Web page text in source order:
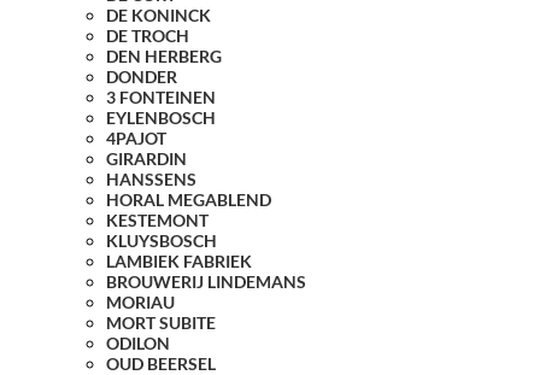
DE KONINCK
DE TROCH
DEN HERBERG
DONDER
3 FONTEINEN
EYLENBOSCH
4PAJOT
GIRARDIN
HANSSENS
HORAL MEGABLEND
KESTEMONT
KLUYSBOSCH
LAMBIEK FABRIEK
BROUWERIJ LINDEMANS
MORIAU
MORT SUBITE
ODILON
OUD BEERSEL